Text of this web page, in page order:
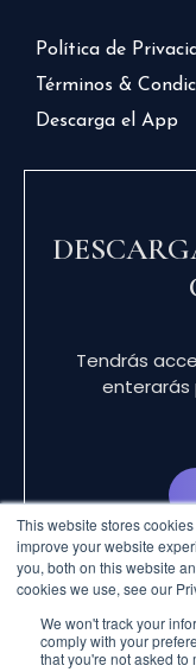
This website stores
improve your website
you, both on this website
cookies we use, see our
We won't track your
comply with your
that you're not asked to
Política de
Términos &
Descarga el App
Tendrás
enterarás